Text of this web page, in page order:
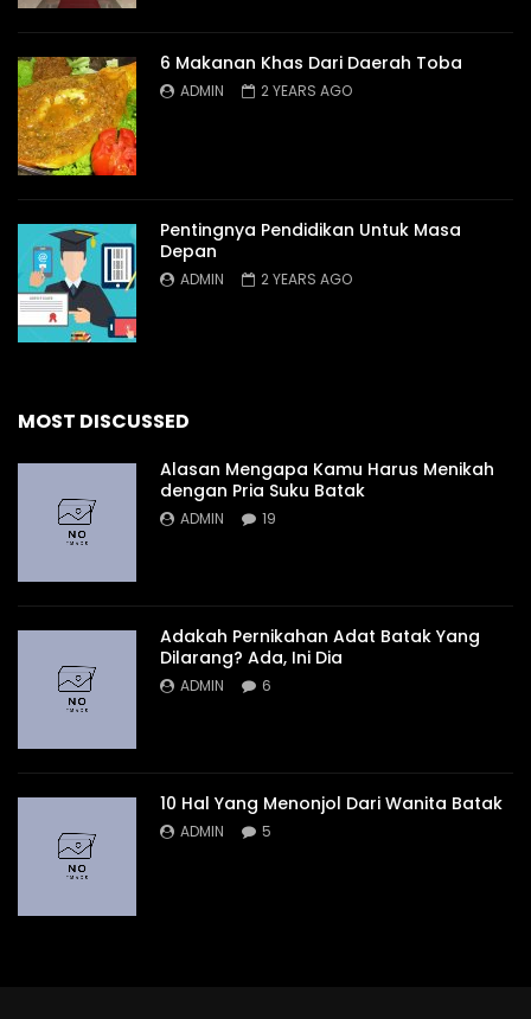
6 Makanan Khas Dari Daerah Toba
ADMIN 2 YEARS AGO
Pentingnya Pendidikan Untuk Masa
Depan
ADMIN 2 YEARS AGO
MOST DISCUSSED
Alasan Mengapa Kamu Harus Menikah
dengan Pria Suku Batak
ADMIN 19
Adakah Pernikahan Adat Batak Yang
Dilarang? Ada, Ini Dia
ADMIN 6
10 Hal Yang Menonjol Dari Wanita Batak
ADMIN 5